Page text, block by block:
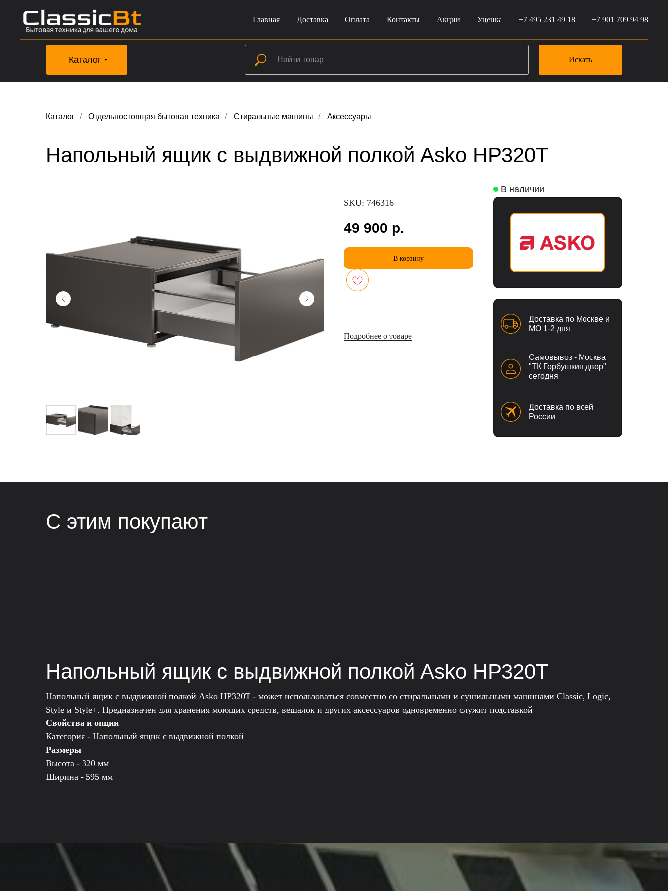
Главная Доставка Оплата Контакты Акции Уценка +7 495 231 49 18 +7 901 709 94 98
Каталог Искать
Каталог / Отдельностоящая бытовая техника / Стиральные машины / Аксессуары
Напольный ящик с выдвижной полкой Asko HP320Т
SKU: 746316
49 900 р.
В корзину
Подробнее о товаре
В наличии
Доставка по всей
России
Самовывоз - Москва
"ТК Горбушкин двор"
сегодня
Доставка по Москве и
МО 1-2 дня
С этим покупают
Напольный ящик с выдвижной полкой Asko HP320Т
Напольный ящик с выдвижной полкой Asko HP320Т - может использоваться совместно со стиральными и сушильными машинами Classic, Logic,
Style и Style+. Предназначен для хранения моющих средств, вешалок и других аксессуаров одновременно служит подставкой
Свойства и опции
Категория - Напольный ящик с выдвижной полкой
Размеры
Высота - 320 мм
Ширина - 595 мм